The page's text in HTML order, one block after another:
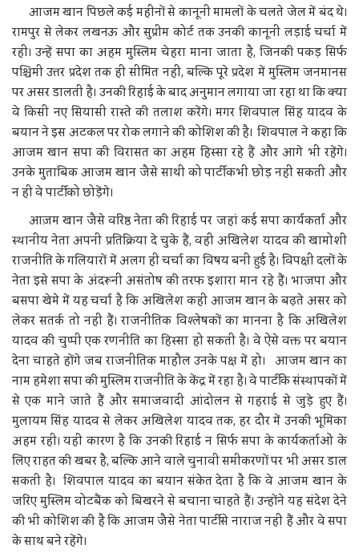
आजम खान पिछले कई महीनों से कानूनी मामलों के चलते जेल में बंद थे।
रामपुर से लेकर लखनऊ और सुप्रीम कोर्ट तक उनकी कानूनी लड़ाई चर्चा में
रही। उन्हें सपा का अहम मुस्लिम चेहरा माना जाता है, जिनकी पकड़ सिर्फ
पश्चिमी उत्तर प्रदेश तक ही सीमित नहीं, बल्कि पूरे प्रदेश में मुस्लिम जनमानस
पर असर डालती है। उनकी रिहाई के बाद अनुमान लगाया जा रहा था कि क्या
वे किसी नए सियासी रास्ते की तलाश करेंगे। मगर शिवपाल सिंह यादव के
बयान ने इस अटकल पर रोक लगाने की कोशिश की है। शिवपाल ने कहा कि
आजम खान सपा की विरासत का अहम हिस्सा रहे हैं और आगे भी रहेंगे।
उनके मुताबिक आजम खान जैसे साथी को पार्टी कभी छोड़ नहीं सकती और
न ही वे पार्टी को छोड़ेंगे।
आज़म खान जैसे वरिष्ठ नेता की रिहाई पर जहां कई सपा कार्यकर्ता और
स्थानीय नेता अपनी प्रतिक्रिया दे चुके हैं, वहीं अखिलेश यादव की खामोशी
राजनीति के गलियारों में अलग ही चर्चा का विषय बनी हुई है। विपक्षी दलों के
नेता इसे सपा के अंदरूनी असंतोष की तरफ इशारा मान रहे हैं। भाजपा और
बसपा खेमे में यह चर्चा है कि अखिलेश कहीं आजम खान के बढ़ते असर को
लेकर सतर्क तो नहीं हैं। राजनीतिक विश्लेषकों का मानना है कि अखिलेश
यादव की चुप्पी एक रणनीति का हिस्सा हो सकती है। वे ऐसे वक्त पर बयान
देना चाहते होंगे जब राजनीतिक माहौल उनके पक्ष में हो। आजम खान का
नाम हमेशा सपा की मुस्लिम राजनीति के केंद्र में रहा है। वे पार्टी के संस्थापकों में
से एक माने जाते हैं और समाजवादी आंदोलन से गहराई से जुड़े हुए हैं।
मुलायम सिंह यादव से लेकर अखिलेश यादव तक, हर दौर में उनकी भूमिका
अहम रही। यही कारण है कि उनकी रिहाई न सिर्फ सपा के कार्यकर्ताओं के
लिए राहत की खबर है, बल्कि आने वाले चुनावी समीकरणों पर भी असर डाल
सकती है। शिवपाल यादव का बयान संकेत देता है कि वे आजम खान के
जरिए मुस्लिम वोटबैंक को बिखरने से बचाना चाहते हैं। उन्होंने यह संदेश देने
की भी कोशिश की है कि आजम जैसे नेता पार्टी से नाराज नहीं हैं और वे सपा
के साथ बने रहेंगे।